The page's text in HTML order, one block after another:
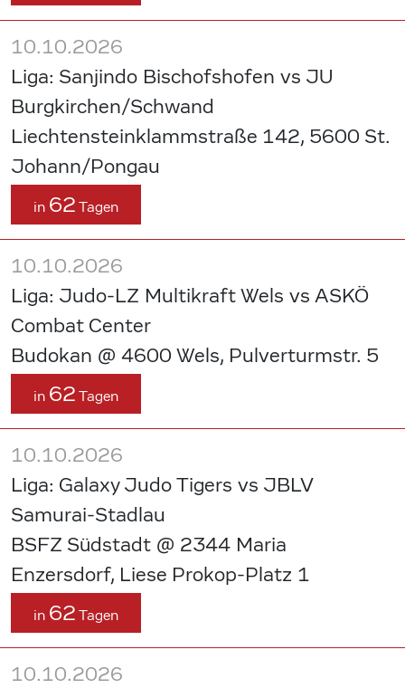
10.10.2026
Liga: Sanjindo Bischofshofen vs JU
Burgkirchen/Schwand
Liechtensteinklammstraße 142, 5600 St.
Johann/Pongau
in 62 Tagen
10.10.2026
Liga: Judo-LZ Multikraft Wels vs ASKÖ
Combat Center
Budokan @ 4600 Wels, Pulverturmstr. 5
in 62 Tagen
10.10.2026
Liga: Galaxy Judo Tigers vs JBLV
Samurai-Stadlau
BSFZ Südstadt @ 2344 Maria
Enzersdorf, Liese Prokop-Platz 1
in 62 Tagen
10.10.2026